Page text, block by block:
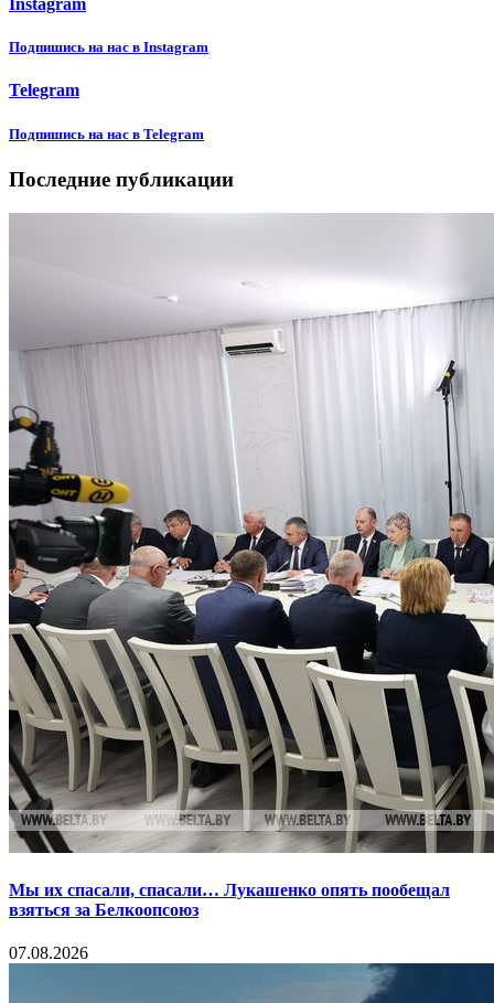
Instagram
Подпишиcь на нас в Instagram
Telegram
Подпишиcь на нас в Telegram
Последние публикации
Мы их спасали, спасали… Лукашенко опять пообещал
взяться за Белкоопсоюз
07.08.2026